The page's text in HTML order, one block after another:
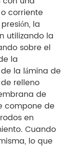
corriente
la
utilizando la
sobre el
la
la lámina de
relleno
de
compone de
en
Cuando
lo que